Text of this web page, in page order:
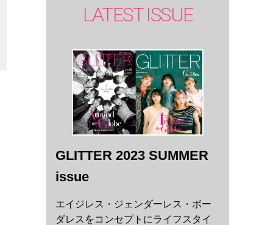
LATEST ISSUE
GLITTER 2023 SUMMER
issue
エイジレス・ジェンダーレス・ボー
ダレスをコンセプトにライフスタイ